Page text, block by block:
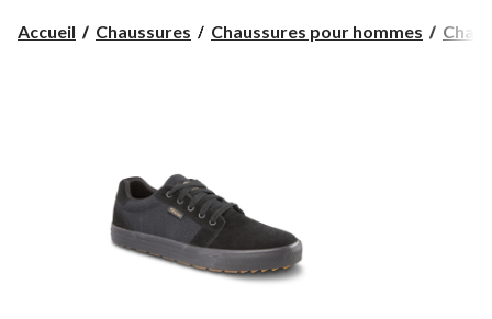
Accueil Chaussures Chaussures pour hommes